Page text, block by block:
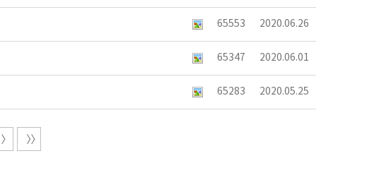
65553 2020.06.26
65347 2020.06.01
65283 2020.05.25